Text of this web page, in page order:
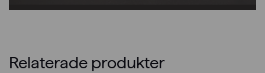
Relaterade produkter